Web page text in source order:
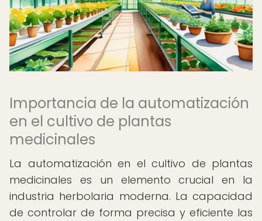
Importancia de la automatización
en el cultivo de plantas
medicinales
La automatización en el cultivo de plantas
medicinales es un elemento crucial en la
industria herbolaria moderna. La capacidad
de controlar de forma precisa y eficiente las